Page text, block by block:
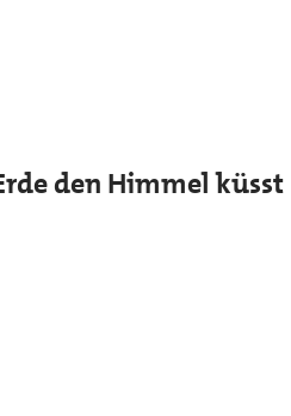
den Himmel küsst